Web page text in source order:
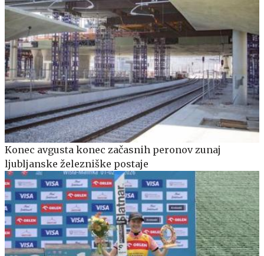
Konec avgusta konec začasnih peronov zunaj
ljubljanske železniške postaje